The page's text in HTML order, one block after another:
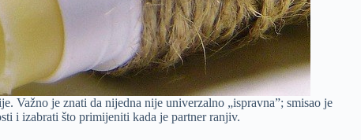
Važno je znati da nijedna nije univerzalno „ispravna”; smisao je
i izabrati što primijeniti kada je partner ranjiv.